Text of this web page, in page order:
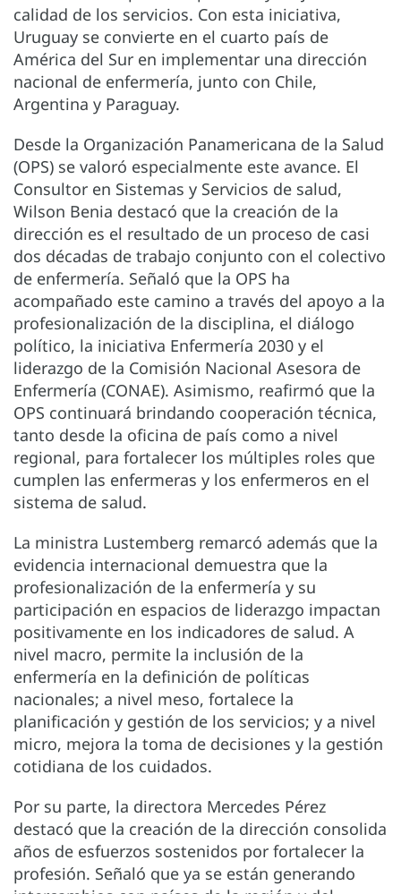
calidad de los servicios. Con esta iniciativa,
Uruguay se convierte en el cuarto país de
América del Sur en implementar una dirección
nacional de enfermería, junto con Chile,
Argentina y Paraguay.
Desde la Organización Panamericana de la Salud
(OPS) se valoró especialmente este avance. El
Consultor en Sistemas y Servicios de salud,
Wilson Benia destacó que la creación de la
dirección es el resultado de un proceso de casi
dos décadas de trabajo conjunto con el colectivo
de enfermería. Señaló que la OPS ha
acompañado este camino a través del apoyo a la
profesionalización de la disciplina, el diálogo
político, la iniciativa Enfermería 2030 y el
liderazgo de la Comisión Nacional Asesora de
Enfermería (CONAE). Asimismo, reafirmó que la
OPS continuará brindando cooperación técnica,
tanto desde la oficina de país como a nivel
regional, para fortalecer los múltiples roles que
cumplen las enfermeras y los enfermeros en el
sistema de salud.
La ministra Lustemberg remarcó además que la
evidencia internacional demuestra que la
profesionalización de la enfermería y su
participación en espacios de liderazgo impactan
positivamente en los indicadores de salud. A
nivel macro, permite la inclusión de la
enfermería en la definición de políticas
nacionales; a nivel meso, fortalece la
planificación y gestión de los servicios; y a nivel
micro, mejora la toma de decisiones y la gestión
cotidiana de los cuidados.
Por su parte, la directora Mercedes Pérez
destacó que la creación de la dirección consolida
años de esfuerzos sostenidos por fortalecer la
profesión. Señaló que ya se están generando